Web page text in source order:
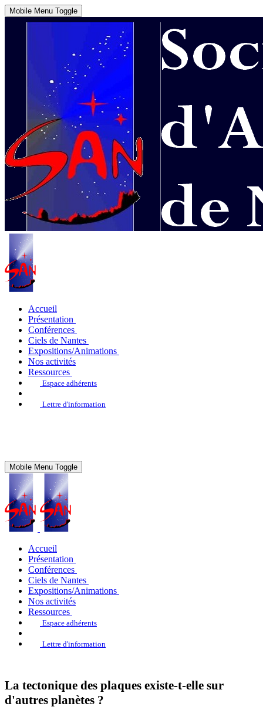
Mobile Menu Toggle
Accueil
Présentation
Conférences
Ciels de Nantes
Expositions/Animations
Nos activités
Ressources
Espace adhérents
Lettre d'information
Mobile Menu Toggle
Accueil
Présentation
Conférences
Ciels de Nantes
Expositions/Animations
Nos activités
Ressources
Espace adhérents
Lettre d'information
La tectonique des plaques existe-t-elle sur
d'autres planètes ?